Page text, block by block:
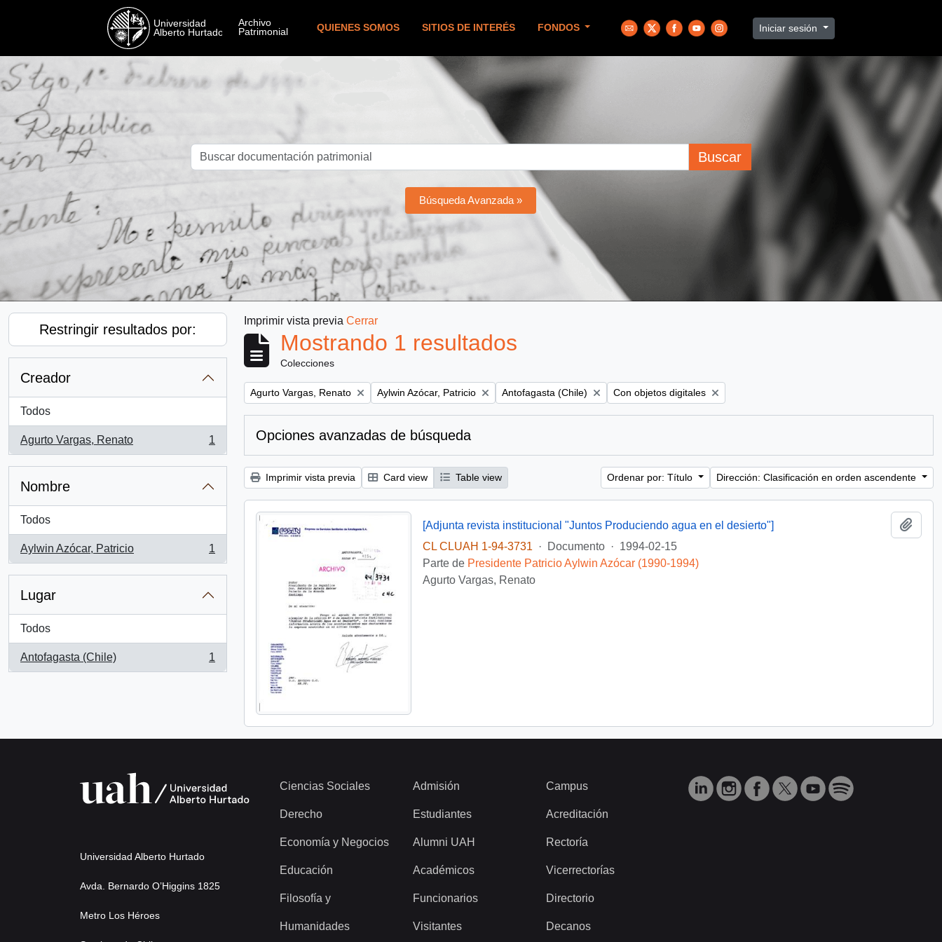
QUIENES SOMOS SITIOS DE INTERÉS FONDOS Iniciar sesión
Buscar
Búsqueda Avanzada »
Restringir resultados por:
Creador
Todos
Agurto Vargas, Renato
, 1 resultados
1
Nombre
Todos
Aylwin Azócar, Patricio
, 1 resultados
1
Lugar
Todos
Antofagasta (Chile)
, 1 resultados
1
Imprimir vista previa Cerrar
Mostrando 1 resultados
Colecciones
Remove filter:
Agurto Vargas, Renato Remove filter:
Aylwin Azócar, Patricio Remove filter:
Antofagasta (Chile) Remove filter:
Con objetos digitales
Opciones avanzadas de búsqueda
Imprimir vista previa Card view Table view Ordenar por: Título Dirección: Clasificación en orden ascendente
[Adjunta revista institucional "Juntos Produciendo agua en el desierto"]
CL CLUAH 1-94-3731
· Documento · 1994-02-15
Parte de Presidente Patricio Aylwin Azócar (1990-1994)
Agurto Vargas, Renato
Universidad Alberto Hurtado
Avda. Bernardo O’Higgins 1825
Metro Los Héroes
Ciencias Sociales
Derecho
Economía y Negocios
Educación
Filosofía y
Humanidades
Admisión
Estudiantes
Alumni UAH
Académicos
Funcionarios
Visitantes
Campus
Acreditación
Rectoría
Vicerrectorías
Directorio
Decanos